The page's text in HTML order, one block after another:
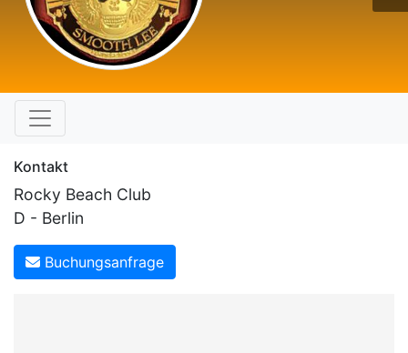
Kontakt
Rocky Beach Club
D - Berlin
Buchungsanfrage